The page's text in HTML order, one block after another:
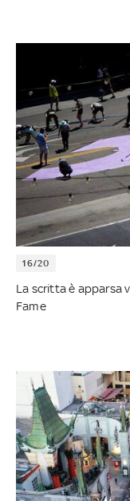
16/20
La scritta è apparsa
Fame